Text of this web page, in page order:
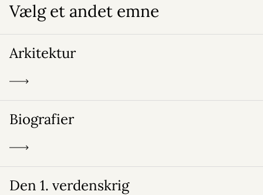
Vælg et andet emne
Arkitektur
Biografier
Den 1. verdenskrig